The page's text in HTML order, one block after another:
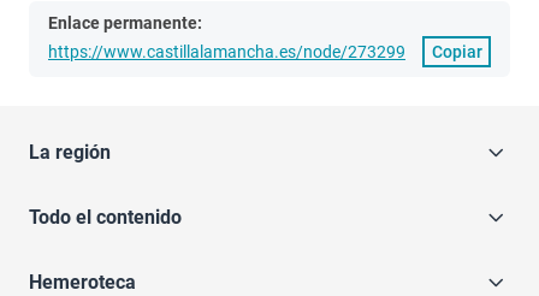
Enlace permanente:
https://www.castillalamancha.es/node/273299
Copiar
La región
Todo el contenido
Hemeroteca